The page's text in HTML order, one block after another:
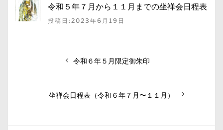
令和５年７月から１１月までの坐禅会日程表
投稿日:2023年6月19日
ー
前
稿:
令和６年５月限定御朱印
次
稿:
坐禅会日程表（令和６年７月〜１１月）